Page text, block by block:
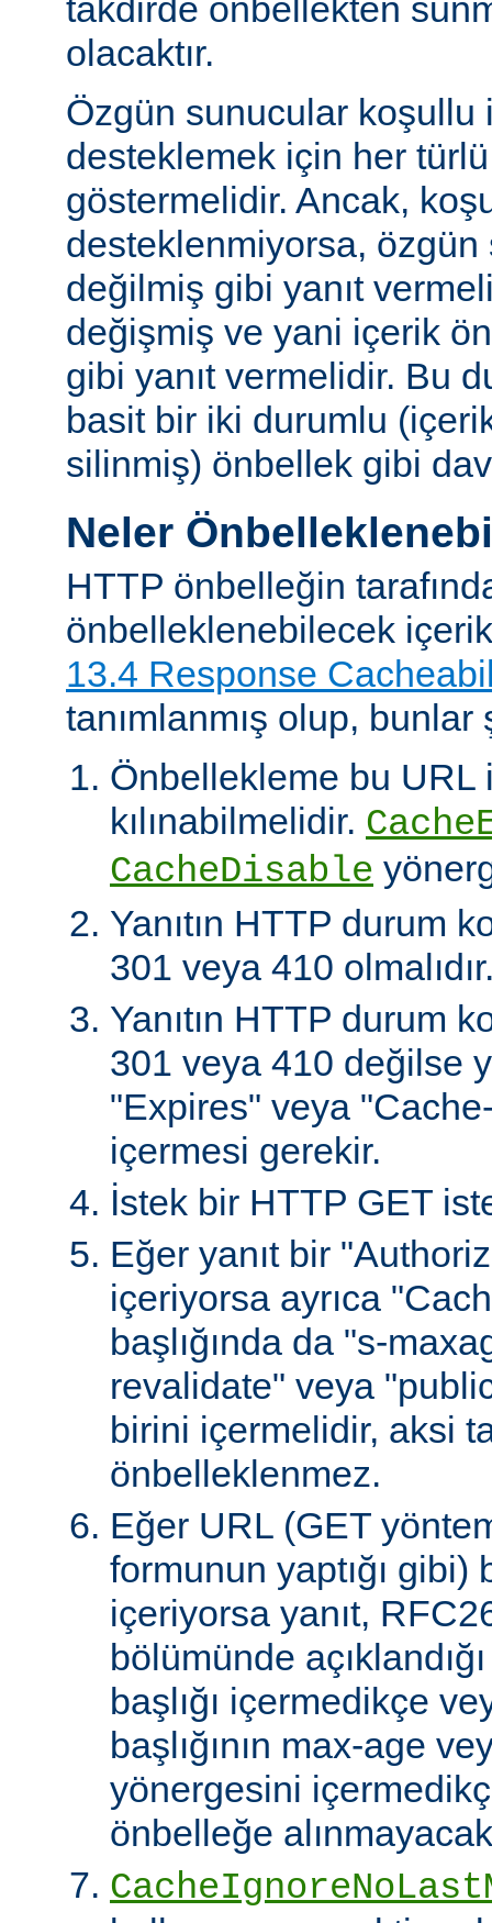
takdirde önbellekten
olacaktır.
Özgün sunucular koşullu
desteklemek için her türlü
göstermelidir. Ancak,
desteklenmiyorsa,
değilmiş gibi yanıt
değişmiş ve yani içerik
gibi yanıt vermelidir. Bu
basit bir iki durumlu
silinmiş) önbellek gibi
Neler
HTTP önbelleğin
önbelleklenebilecek
13.4 Response
tanımlanmış olup,
Önbellekleme bu URL
kılınabilmelidir.
CacheDisable
Yanıtın HTTP durum
301 veya 410
Yanıtın HTTP durum
301 veya 410 değilse
"Expires" veya
içermesi gerekir.
İstek bir HTTP GET
Eğer yanıt bir
içeriyorsa ayrıca
başlığında da "s-
revalidate" veya
birini içermelidir, aksi
önbelleklenmez.
Eğer URL (GET
formunun yaptığı
içeriyorsa yanıt,
bölümünde
başlığı içermedikçe
başlığının max-age
yönergesini
önbelleğe